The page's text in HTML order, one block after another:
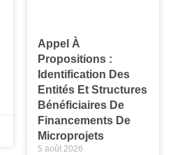
Appel À
Propositions :
Identification Des
Entités Et Structures
Bénéficiaires De
Financements De
Microprojets
5 août 2026